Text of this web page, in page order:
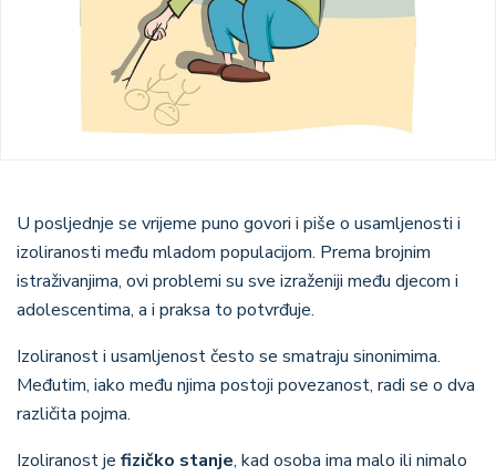
U posljednje se vrijeme puno govori i piše o usamljenosti i
izoliranosti među mladom populacijom. Prema brojnim
istraživanjima, ovi problemi su sve izraženiji među djecom i
adolescentima, a i praksa to potvrđuje.
Izoliranost i usamljenost često se smatraju sinonimima.
Međutim, iako među njima postoji povezanost, radi se o dva
različita pojma.
Izoliranost je fizičko stanje, kad osoba ima malo ili nimalo